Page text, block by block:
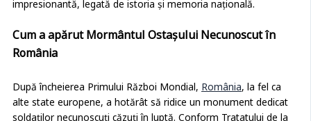
impresionantă, legată de istoria și memoria națională.
Cum a apărut Mormântul Ostașului Necunoscut în
România
După încheierea Primului Război Mondial, România, la fel ca
alte state europene, a hotărât să ridice un monument dedicat